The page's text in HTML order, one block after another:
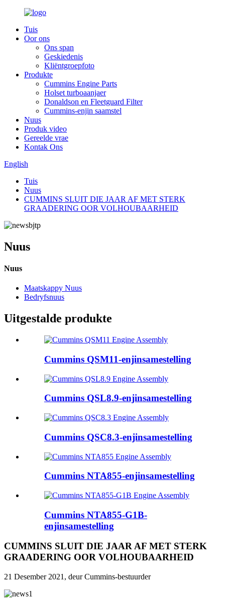
Tuis
Oor ons
Ons span
Geskiedenis
Kliëntgroepfoto
Produkte
Cummins Engine Parts
Holset turboaanjaer
Donaldson en Fleetguard Filter
Cummins-enjin saamstel
Nuus
Produk video
Gereelde vrae
Kontak Ons
English
Tuis
Nuus
CUMMINS SLUIT DIE JAAR AF MET STERK
GRAADERING OOR VOLHOUBAARHEID
Nuus
Nuus
Maatskappy Nuus
Bedryfsnuus
Uitgestalde produkte
Cummins QSM11-enjinsamestelling
Cummins QSL8.9-enjinsamestelling
Cummins QSC8.3-enjinsamestelling
Cummins NTA855-enjinsamestelling
Cummins NTA855-G1B-
enjinsamestelling
CUMMINS SLUIT DIE JAAR AF MET STERK
GRAADERING OOR VOLHOUBAARHEID
21 Desember 2021, deur Cummins-bestuurder